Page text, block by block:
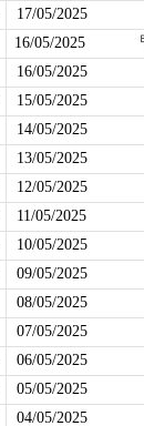
17/05/2025
16/05/2025
16/05/2025
15/05/2025
14/05/2025
13/05/2025
12/05/2025
11/05/2025
10/05/2025
09/05/2025
08/05/2025
07/05/2025
06/05/2025
05/05/2025
04/05/2025